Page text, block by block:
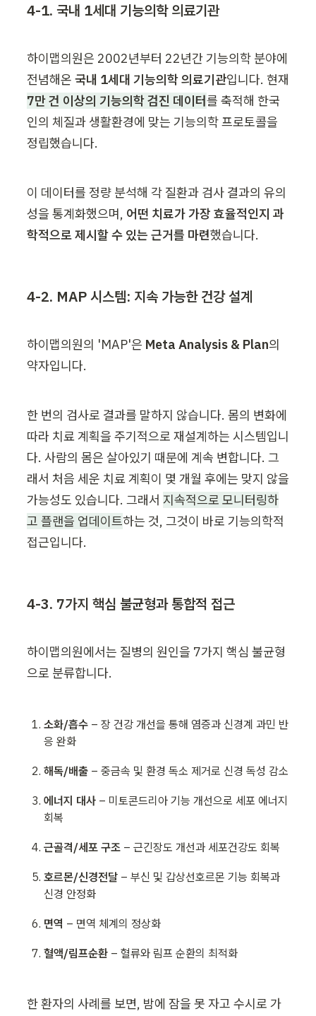
4-1. 국내 1세대 기능의학 의료기관
하이맵의원은 2002년부터 22년간 기능의학 분야에
전념해온 국내 1세대 기능의학 의료기관
7만 건 이상의 기능의학 검진 데이터를 축적해 한국
인의 체질과 생활환경에 맞는 기능의학 프로토콜을
정립했습니다.
이 데이터를 정량 분석해 각 질환과 검사 결과의 유의
성을 통계화했으며, 어떤 치료가 가장 효율적인지 과
학적으로 제시할 수 있는 근거를 마련했습니다.
4-2. MAP 시스템: 지속 가능한 건강 설계
하이맵의원의 'MAP'은 Meta Analysis & Plan의
약자입니다.
한 번의 검사로 결과를 말하지 않습니다. 몸의 변화에
따라 치료 계획을 주기적으로 재설계하는 시스템입니
다. 사람의 몸은 살아있기 때문에 계속 변합니다. 그
래서 처음 세운 치료 계획이 몇 개월 후에는 맞지 않을
가능성도 있습니다. 그래서 지속적으로 모니터링하
고 플랜을 업데이트하는 것, 그것이 바로 기능의학적
접근입니다.
4-3. 7가지 핵심 불균형과 통합적 접근
하이맵의원에서는 질병의 원인을 7가지 핵심 불균형
으로 분류합니다.
소화/흡수 – 장 건강 개선을 통해 염증과 신경계 과민 반
응 완화
해독/배출 – 중금속 및 환경 독소 제거로 신경 독성 감소
에너지 대사 – 미토콘드리아 기능 개선으로 세포 에너지
회복
근골격/세포 구조 – 근긴장도 개선과 세포건강도 회복
호르몬/신경전달 – 부신 및 갑상선호르몬 기능 회복과
신경 안정화
면역 – 면역 체계의 정상화
혈액/림프순환 – 혈류와 림프 순환의 최적화
한 환자의 사례를 보면, 밤에 잠을 못 자고 수시로 가